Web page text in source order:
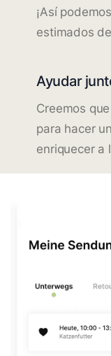
¡Así
estimados
Ayudar
Creemos
para hacer
enriquecer a